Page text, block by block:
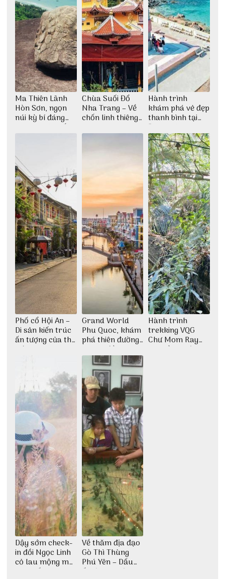
Ma Thiên Lãnh
Hòn Sơn, ngọn
núi kỳ bí đáng
khám phá nhất
Chùa Suối Đổ
Nha Trang – Về
chốn linh thiêng
thiền định
Hành trình
khám phá vẻ đẹp
thanh bình tại
Đảo Phú Quý
Phố cổ Hội An –
Di sản kiến trúc
ấn tượng của thế
giới
Grand World
Phu Quoc, khám
phá thiên đường
giải trí đầy sôi
động
Hành trình
trekking VQG
Chư Mom Ray
tìm về núi rừng
Dậy sớm check-
in đồi Ngọc Linh
cỏ lau mộng mơ
tại Huế nè bạn
Về thăm địa đạo
Gò Thì Thùng
Phú Yên – Dấu
ấn lịch sử còn